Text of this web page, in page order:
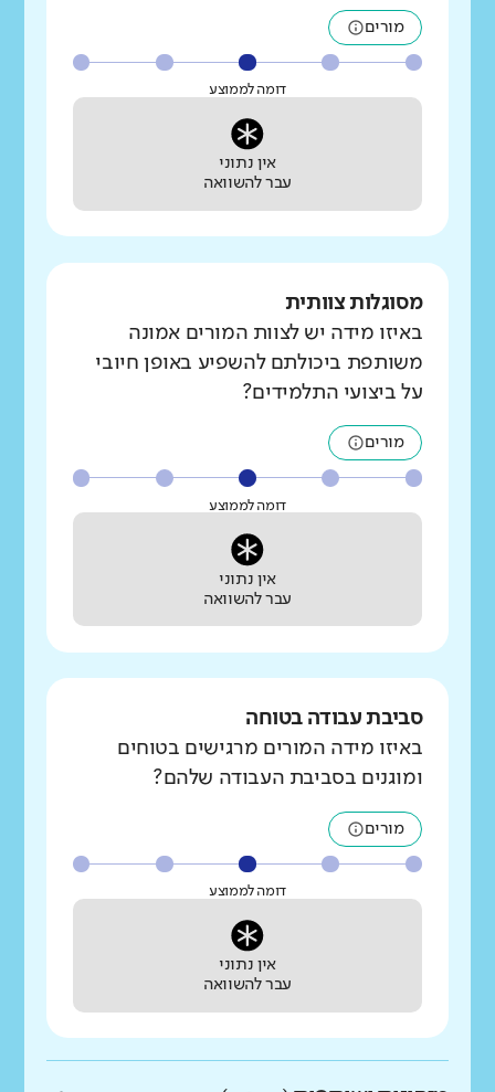
מורים
דומה לממוצע
אין נתוני
עבר להשוואה
מסוגלות צוותית
באיזו מידה יש לצוות המורים אמונה
משותפת ביכולתם להשפיע באופן חיובי
על ביצועי התלמידים?
מורים
דומה לממוצע
אין נתוני
עבר להשוואה
סביבת עבודה בטוחה
באיזו מידה המורים מרגישים בטוחים
ומוגנים בסביבת העבודה שלהם?
מורים
דומה לממוצע
אין נתוני
עבר להשוואה